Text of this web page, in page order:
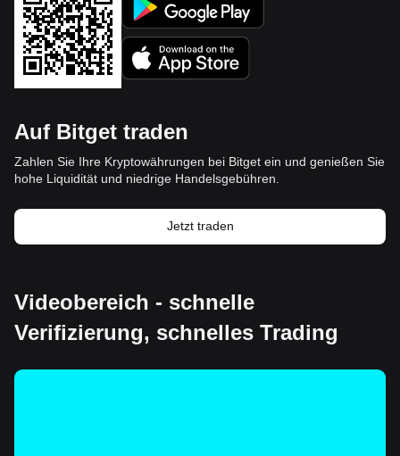
Auf Bitget traden
Zahlen Sie Ihre Kryptowährungen bei Bitget ein und genießen Sie
hohe Liquidität und niedrige Handelsgebühren.
Jetzt traden
Videobereich - schnelle
Verifizierung, schnelles Trading